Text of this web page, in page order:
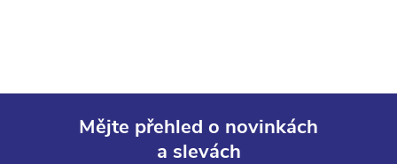
Mějte přehled o novinkách
a slevách